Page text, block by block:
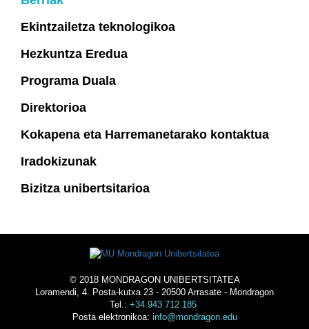
Ekintzailetza teknologikoa
Hezkuntza Eredua
Programa Duala
Direktorioa
Kokapena eta Harremanetarako kontaktua
Iradokizunak
Bizitza unibertsitarioa
© 2018 MONDRAGON UNIBERTSITATEA
Loramendi, 4. Posta-kutxa 23 - 20500 Arrasate - Mondragon
Tel.: +34 943 712 185
Posta elektronikoa: info@mondragon.edu